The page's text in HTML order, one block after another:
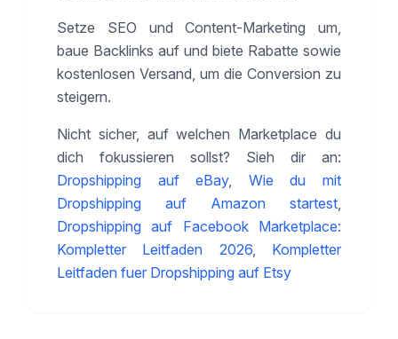
Setze SEO und Content-Marketing um,
baue Backlinks auf und biete Rabatte sowie
kostenlosen Versand, um die Conversion zu
steigern.
Nicht sicher, auf welchen Marketplace du
dich fokussieren sollst? Sieh dir an:
Dropshipping auf eBay, Wie du mit
Dropshipping auf Amazon startest,
Dropshipping auf Facebook Marketplace:
Kompletter Leitfaden 2026, Kompletter
Leitfaden fuer Dropshipping auf Etsy